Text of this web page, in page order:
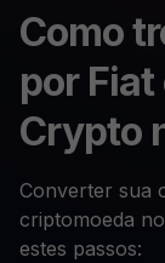
Como
por
Crypto
Converter sua
criptomoeda
estes passos: